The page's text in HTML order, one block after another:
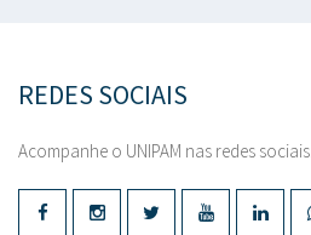
REDES SOCIAIS
Acompanhe o UNIPAM nas redes sociais.